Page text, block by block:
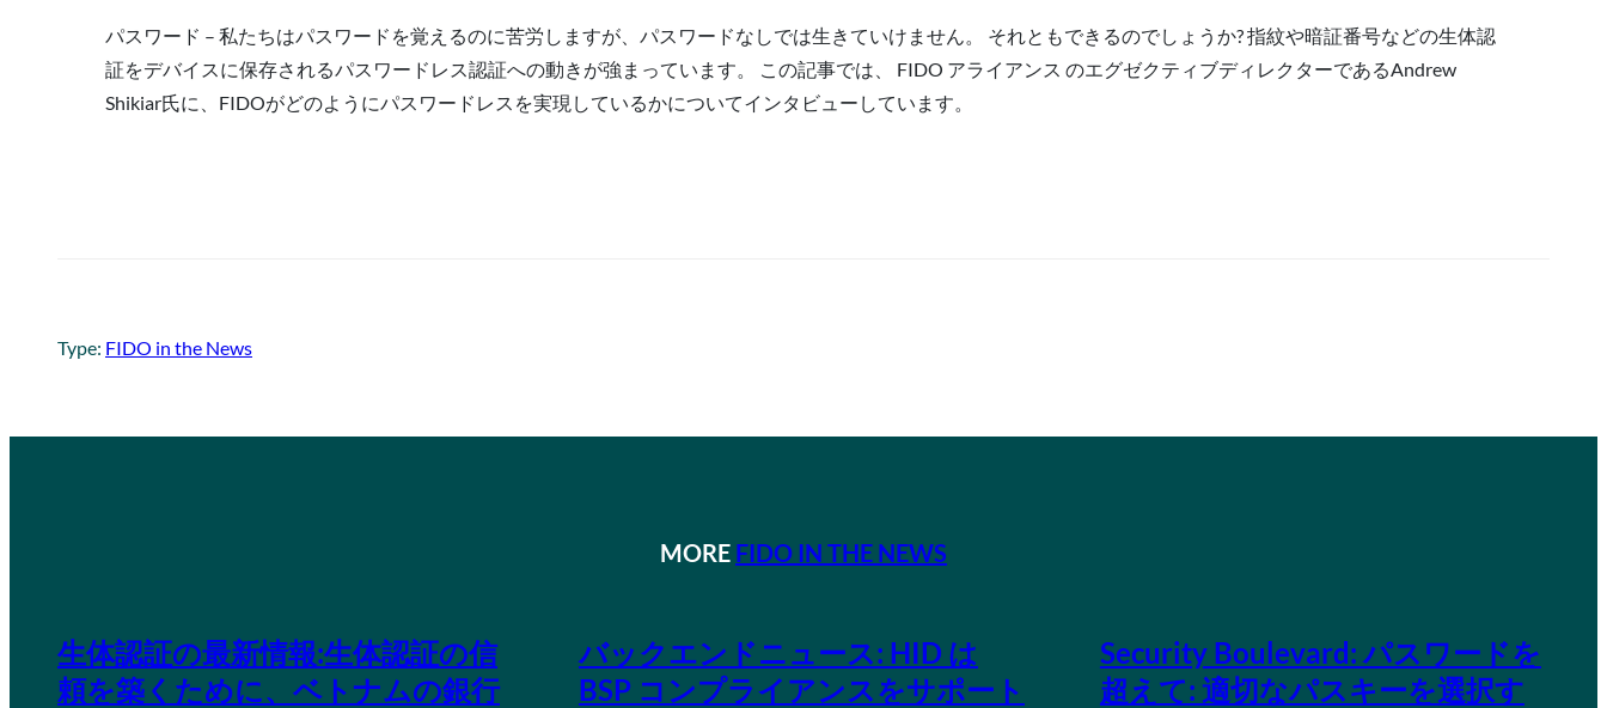
パスワード – 私たちはパスワードを覚えるのに苦労しますが、パスワードなしでは生きていけません。 それともできるのでしょうか? 指紋や暗証番号などの生体認
証をデバイスに保存されるパスワードレス認証への動きが強まっています。 この記事では、 FIDO アライアンス のエグゼクティブディレクターであるAndrew
Shikiar氏に、FIDOがどのようにパスワードレスを実現しているかについてインタビューしています。
Type: FIDO in the News
MORE FIDO IN THE NEWS
生体認証の最新情報:生体認証の信
頼を築くために、ベトナムの銀行
バックエンドニュース: HID は
BSP コンプライアンスをサポート
Security Boulevard: パスワードを
超えて: 適切なパスキーを選択す